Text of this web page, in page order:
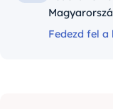
Fedezd fel a